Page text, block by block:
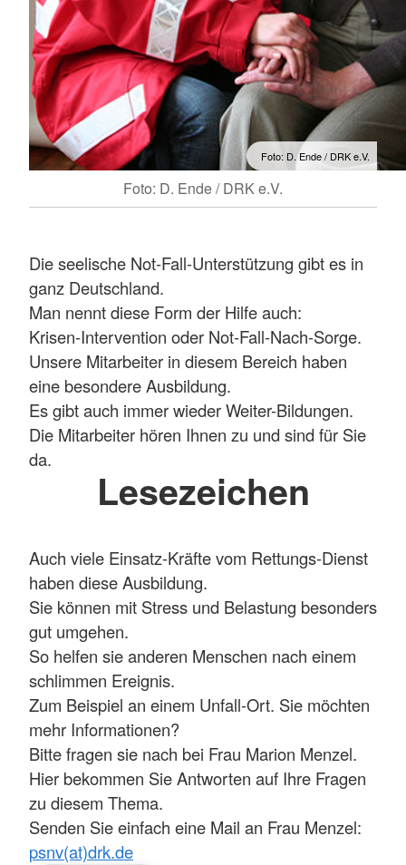
Foto: D. Ende / DRK e.V.
Foto: D. Ende / DRK e.V.
Die seelische Not-Fall-Unterstützung gibt es in
ganz Deutschland.
Man nennt diese Form der Hilfe auch:
Krisen-Intervention oder Not-Fall-Nach-Sorge.
Unsere Mitarbeiter in diesem Bereich haben
eine besondere Ausbildung.
Es gibt auch immer wieder Weiter-Bildungen.
Die Mitarbeiter hören Ihnen zu und sind für Sie
da.
Lesezeichen
Auch viele Einsatz-Kräfte vom Rettungs-Dienst
haben diese Ausbildung.
Sie können mit Stress und Belastung besonders
gut umgehen.
So helfen sie anderen Menschen nach einem
schlimmen Ereignis.
Zum Beispiel an einem Unfall-Ort. Sie möchten
mehr Informationen?
Bitte fragen sie nach bei Frau Marion Menzel.
Hier bekommen Sie Antworten auf Ihre Fragen
zu diesem Thema.
Senden Sie einfach eine Mail an Frau Menzel:
psnv(at)drk.de